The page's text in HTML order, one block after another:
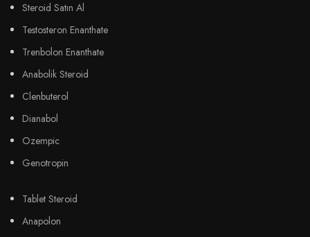
Steroid Satın Al
Testosteron Enanthate
Trenbolon Enanthate
Anabolik Steroid
Clenbuterol
Dianabol
Ozempic
Genotropin
Tablet Steroid
Anapolon